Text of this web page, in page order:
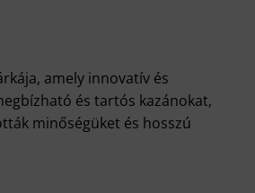
amely innovatív és
és tartós kazánokat,
minőségüket és hosszú